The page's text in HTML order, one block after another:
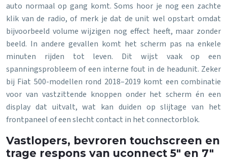
auto normaal op gang komt. Soms hoor je nog een zachte
klik van de radio, of merk je dat de unit wel opstart omdat
bijvoorbeeld volume wijzigen nog effect heeft, maar zonder
beeld. In andere gevallen komt het scherm pas na enkele
minuten rijden tot leven. Dit wijst vaak op een
spanningsprobleem of een interne fout in de headunit. Zeker
bij Fiat 500-modellen rond 2018–2019 komt een combinatie
voor van vastzittende knoppen onder het scherm én een
display dat uitvalt, wat kan duiden op slijtage van het
frontpaneel of een slecht contact in het connectorblok.
Vastlopers, bevroren touchscreen en
trage respons van uconnect 5″ en 7″